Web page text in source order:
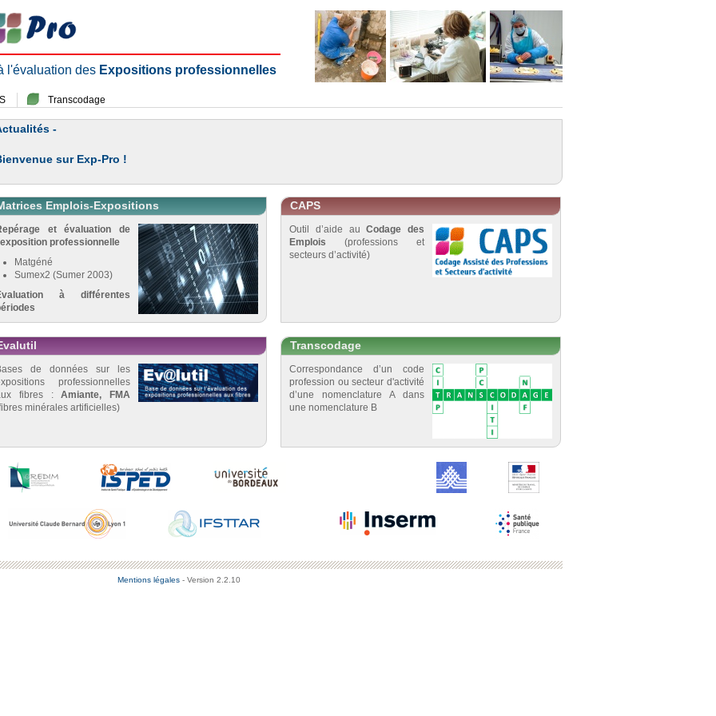
l'évaluation des Expositions professionnelles
Transcodage
-
sur Exp-Pro !
Emplois-Expositions
et évaluation de
professionnelle
Matgéné
Sumex2 (Sumer 2003)
à différentes
CAPS
Outil d’aide auCodage des
Emplois (professions et
secteurs d’activité)
de données sur les
professionnelles
fibres :Amiante, FMA
minérales artificielles)
Transcodage
Correspondance d’un code
profession ou secteur d'activité
d’une nomenclature A dans
une nomenclature B
Mentions légales - Version 2.2.10